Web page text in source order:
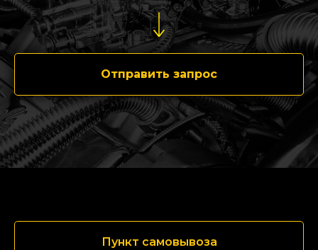
Отправить запрос
Пункт самовывоза